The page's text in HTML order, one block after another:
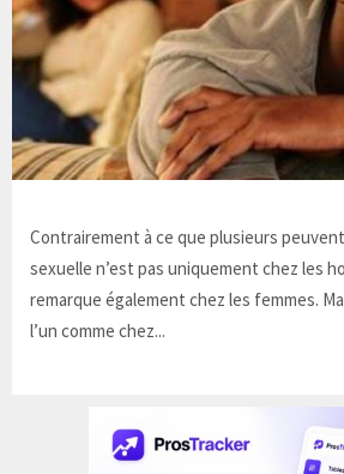
Contrairement à ce que plusieurs
sexuelle n’est pas uniquement chez les
remarque également chez les femmes.
l’un comme chez...